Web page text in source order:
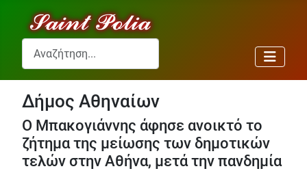
Αναζήτηση...
Δήμος Αθηναίων
Ο Μπακογιάννης άφησε ανοικτό το
ζήτημα της μείωσης των δημοτικών
τελών στην Αθήνα, μετά την πανδημία